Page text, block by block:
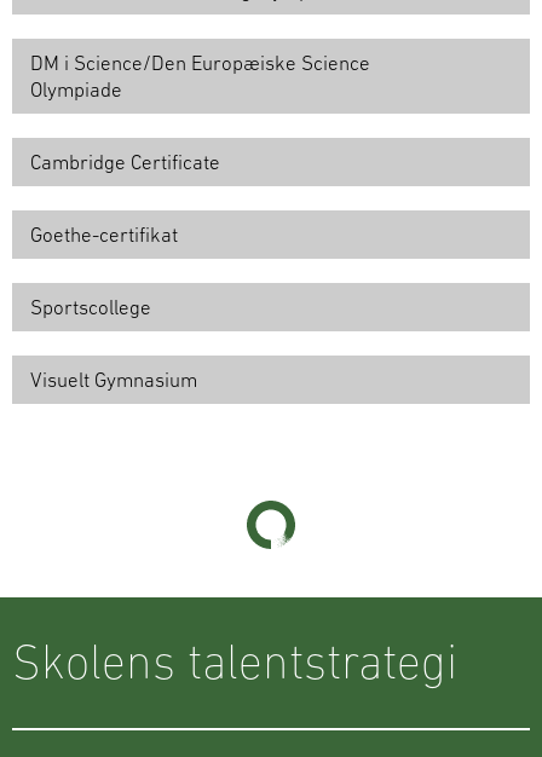
DM i Science/Den Europæiske Science
Olympiade
Cambridge Certificate
Goethe-certifikat
Sportscollege
Visuelt Gymnasium
Skolens talentstrategi